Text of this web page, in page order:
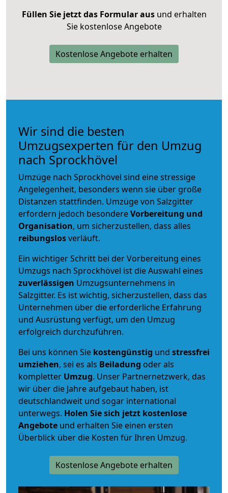
Füllen Sie jetzt das Formular ausund erhalten
Sie kostenlose Angebote
Kostenlose Angebote erhalten
Wir sind die besten
Umzugsexperten für den Umzug
nach Sprockhövel
Umzüge nach Sprockhövel sind eine stressige
Angelegenheit, besonders wenn sie über große
Distanzen stattfinden. Umzüge von Salzgitter
erfordern jedoch besondereVorbereitung und
Organisation, um sicherzustellen, dass alles
reibungslosverläuft.
Ein wichtiger Schritt bei der Vorbereitung eines
Umzugs nach Sprockhövel ist die Auswahl eines
zuverlässigen Umzugsunternehmens in
Salzgitter. Es ist wichtig, sicherzustellen, dass das
Unternehmen über die erforderliche Erfahrung
und Ausrüstung verfügt, um den Umzug
erfolgreich durchzuführen.
Bei uns können Sie kostengünstig und stressfrei
umziehen, sei es als Beiladung oder als
kompletter Umzug. Unser Partnernetzwerk, das
wir über die Jahre aufgebaut haben, ist
deutschlandweit und sogar international
unterwegs. Holen Sie sich jetzt kostenlose
Angebote und erhalten Sie einen ersten
Überblick über die Kosten für Ihren Umzug.
Kostenlose Angebote erhalten